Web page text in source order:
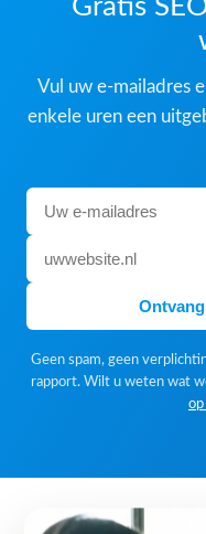
Gratis
Vul uw e-mailadres
enkele uren een
Geen spam, geen
rapport. Wilt u weten wat
op